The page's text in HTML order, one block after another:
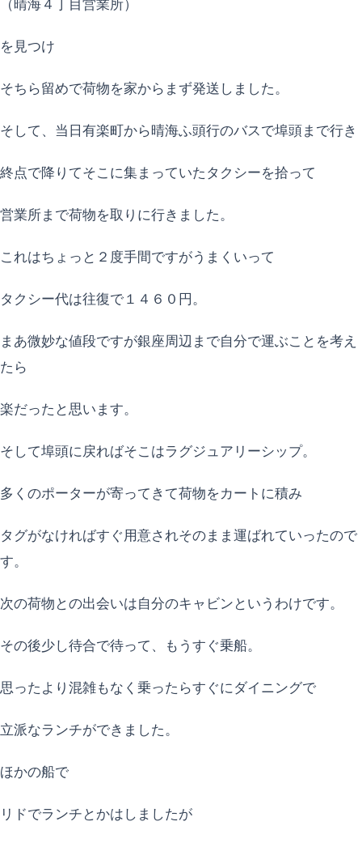
（晴海４丁目営業所）
を見つけ
そちら留めで荷物を家からまず発送しました。
そして、当日有楽町から晴海ふ頭行のバスで埠頭まで行き
終点で降りてそこに集まっていたタクシーを拾って
営業所まで荷物を取りに行きました。
これはちょっと２度手間ですがうまくいって
タクシー代は往復で１４６０円。
まあ微妙な値段ですが銀座周辺まで自分で運ぶことを考え
たら
楽だったと思います。
そして埠頭に戻ればそこはラグジュアリーシップ。
多くのポーターが寄ってきて荷物をカートに積み
タグがなければすぐ用意されそのまま運ばれていったので
す。
次の荷物との出会いは自分のキャビンというわけです。
その後少し待合で待って、もうすぐ乗船。
思ったより混雑もなく乗ったらすぐにダイニングで
立派なランチができました。
ほかの船で
リドでランチとかはしましたが